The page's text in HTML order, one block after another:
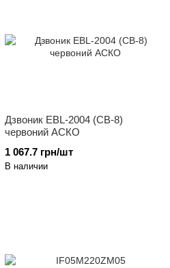
Дзвоник EBL-2004 (CB-8)
червоний АСКО
1 067.7 грн/шт
В наличии